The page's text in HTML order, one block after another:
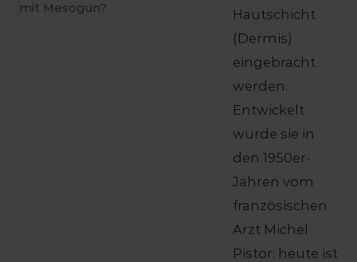
mit Mesogun?
Hautschicht
(Dermis)
eingebracht
werden.
Entwickelt
wurde sie in
den 1950er-
Jahren vom
französischen
Arzt Michel
Pistor; heute ist